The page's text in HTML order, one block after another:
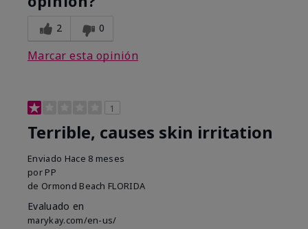
2 0
Marcar esta opinión
1
Terrible, causes skin irritation
Enviado Hace 8 meses
por PP
de Ormond Beach FLORIDA
Evaluado en
marykay.com/en-us/